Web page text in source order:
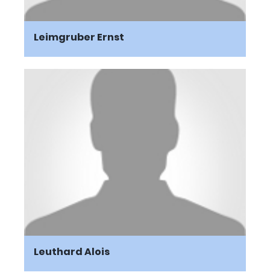
Leimgruber Ernst
Leuthard Alois